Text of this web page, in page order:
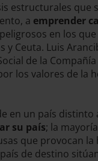
estructurales que
a emprender
en los
Ceuta. Luis
de la
los valores de la
en un país distinto
su país; la
que provocan
de destino